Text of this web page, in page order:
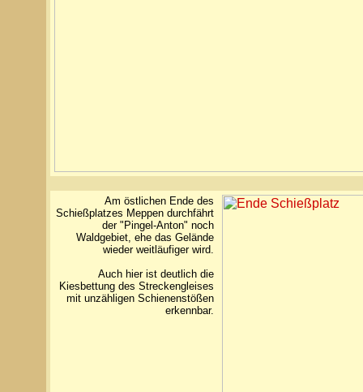
Am östlichen Ende des
Schießplatzes Meppen durchfährt
der "Pingel-Anton" noch
Waldgebiet, ehe das Gelände
wieder weitläufiger wird.
Auch hier ist deutlich die
Kiesbettung des Streckengleises
mit unzähligen Schienenstößen
erkennbar.